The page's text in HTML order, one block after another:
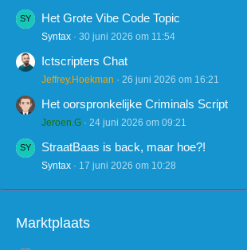
Het Grote Vibe Code Topic
Syntax 30 juni 2026 om 11:54
Ictscripters Chat
Jeffrey.Hoekman 26 juni 2026 om 16:21
Het oorspronkelijke Criminals Script
Jeroen.G 24 juni 2026 om 09:21
StraatBaas is back, maar hoe?!
Syntax 17 juni 2026 om 10:28
Marktplaats